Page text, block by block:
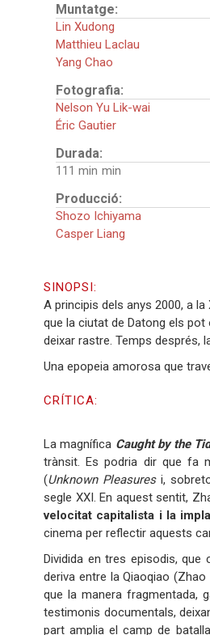
Muntatge:
Lin Xudong
Matthieu Laclau
Yang Chao
Fotografia:
Nelson Yu Lik-wai
Éric Gautier
Durada:
111 min
Producció:
Shozo Ichiyama
Casper Liang
SINOPSI:
A principis dels anys 2000, a
que la ciutat de Datong els
deixar rastre. Temps després,
Una epopeia amorosa que
CRÍTICA:
La magnífica Caught by the
trànsit. Es podria dir que fa
(Unknown Pleasuresi,
segle XXI. En aquest sentit,
velocitat capitalista i la
cinema per reflectir aquests
Dividida en tres episodis,
deriva entre la Qiaoqiao
que la manera fragmentada,
testimonis documentals,
part amplia el camp de